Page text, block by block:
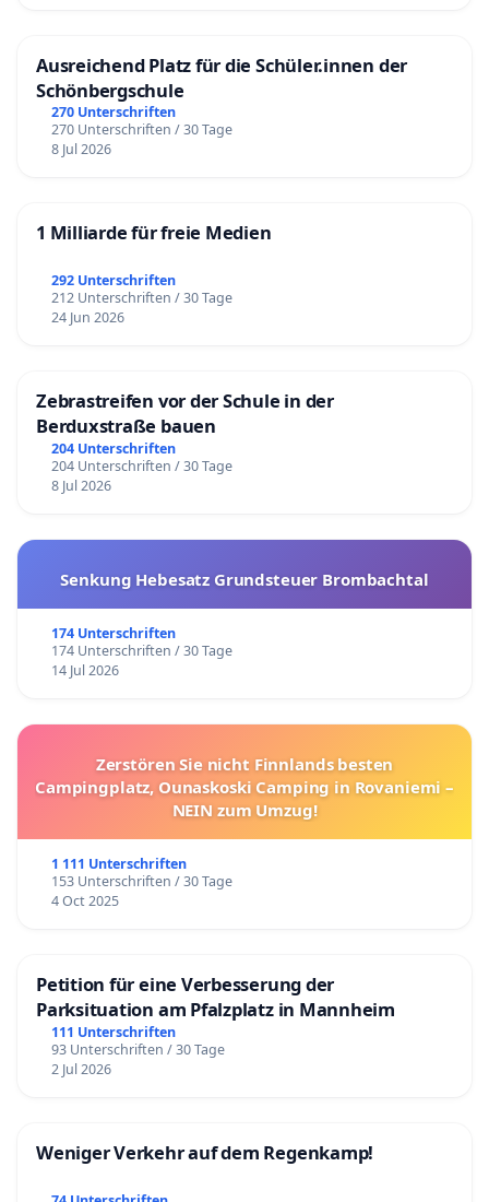
Ausreichend Platz für die Schüler.innen der
Schönbergschule
270 Unterschriften
270 Unterschriften / 30 Tage
8 Jul 2026
1 Milliarde für freie Medien
292 Unterschriften
212 Unterschriften / 30 Tage
24 Jun 2026
Zebrastreifen vor der Schule in der
Berduxstraße bauen
204 Unterschriften
204 Unterschriften / 30 Tage
8 Jul 2026
Senkung Hebesatz Grundsteuer Brombachtal
174 Unterschriften
174 Unterschriften / 30 Tage
14 Jul 2026
Zerstören Sie nicht Finnlands besten
Campingplatz, Ounaskoski Camping in Rovaniemi –
NEIN zum Umzug!
1 111 Unterschriften
153 Unterschriften / 30 Tage
4 Oct 2025
Petition für eine Verbesserung der
Parksituation am Pfalzplatz in Mannheim
111 Unterschriften
93 Unterschriften / 30 Tage
2 Jul 2026
Weniger Verkehr auf dem Regenkamp!